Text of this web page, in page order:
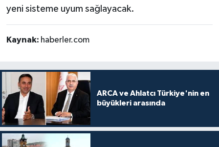
yeni sisteme uyum sağlayacak.
Kaynak: haberler.com
ARCA ve Ahlatcı Türkiye'nin en
büyükleri arasında